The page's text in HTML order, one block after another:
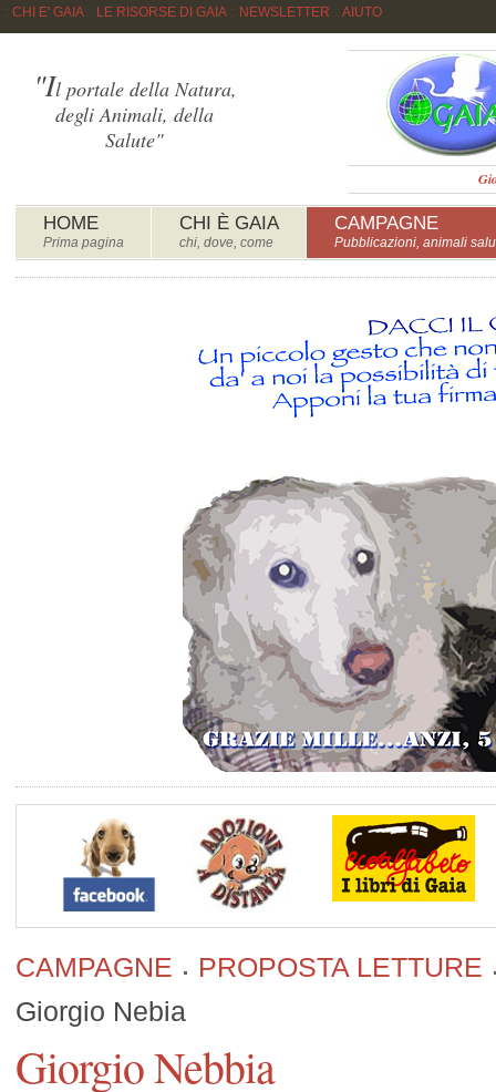
CHI E' GAIA:: LE RISORSE DI GAIA:: NEWSLETTER AIUTO
HOME
Prima pagina
CHI È GAIA
chi, dove, come
CAMPAGNE
Pubblicazioni, animali
"Il portale della Natura,
degli Animali, della
Salute"
CAMPAGNE
PROPOSTA LETTURE
Giorgio Nebia
Giorgio Nebbia